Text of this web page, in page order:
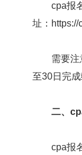
cpa报名
址：
需要注意
至30日完成
二、
cpa报名